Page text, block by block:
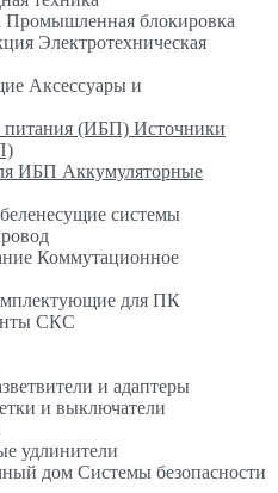
Промышленная блокировка
Электротехническая
Аксессуары и
Источники
Аккумуляторные
системы
Коммутационное
для ПК
СКС
и адаптеры
и выключатели
удлинители
Системы безопасности